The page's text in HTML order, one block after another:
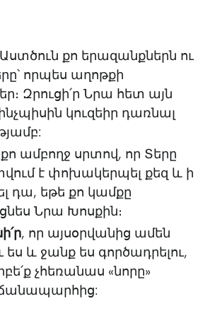
Աստծուն քո երազանքներն ու
որպես աղոթքի
Զրուցի՛ր Նրա հետ այն
կուզեիր դառնալ
քո ամբողջ սրտով, որ Տերը
է փոխակերպել քեզ և ի
դա, եթե քո կամքը
Նրա Խոսքին։
, որ այսօրվանից ամեն
ես և ջանք ես գործադրելու,
չհեռանաս «նորը»